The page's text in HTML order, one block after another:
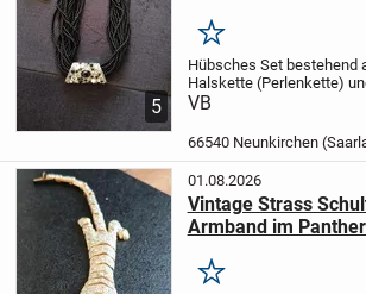
5
Merken
Hübsches Set bestehend
Halskette (Perlenkette)
Fragen schreibt einfach
VB
66540 Neunkirchen
01.08.2026
Vintage Strass
Armband im
Merken